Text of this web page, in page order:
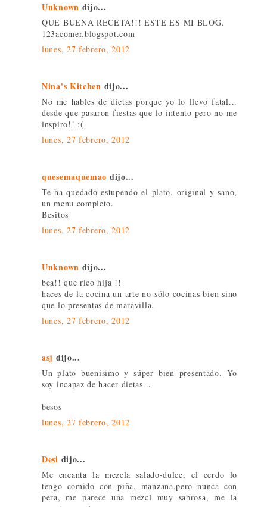
Unknown dijo...
QUE BUENA RECETA!!! ESTE ES MI BLOG.
123acomer.blogspot.com
lunes, 27 febrero, 2012
Nina's Kitchen dijo...
No me hables de dietas porque yo lo llevo fatal...
desde que pasaron fiestas que lo intento pero no me
inspiro!! :(
lunes, 27 febrero, 2012
quesemaquemao dijo...
Te ha quedado estupendo el plato, original y sano,
un menu completo.
Besitos
lunes, 27 febrero, 2012
Unknown dijo...
bea!! que rico hija !!
haces de la cocina un arte no sólo cocinas bien sino
que lo presentas de maravilla.
lunes, 27 febrero, 2012
asj dijo...
Un plato buenísimo y súper bien presentado. Yo
soy incapaz de hacer dietas...
besos
lunes, 27 febrero, 2012
Desi dijo...
Me encanta la mezcla salado-dulce, el cerdo lo
tengo comido con piña, manzana,pero nunca con
pera, me parece una mezcl muy sabrosa, me la